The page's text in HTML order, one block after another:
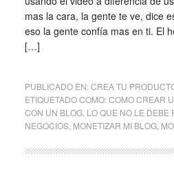
mas la cara, la gente te ve, dice
eso la gente confía mas en ti. El
[…]
PUBLICADO EN:CREA TU
ETIQUETADO COMO:COMO CREAR
CON UN BLOG, LO QUE NO LE DEBE
NEGOCIOS, MONETIZAR MI BLOG,